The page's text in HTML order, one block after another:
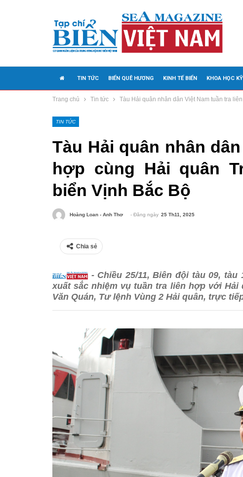
TIN TỨC BIỂN QUÊ HƯƠNG KINH TẾ BIỂN KHOA HỌC
MEDIA
Trang chủ Tin tức Tàu Hải quân nhân dân Việt Nam tuần tra
TIN TỨC
Tàu Hải quân nhân
hợp cùng Hải quân
biển Vịnh Bắc Bộ
Hoàng Loan - Anh Thơ - Đăng ngày 25 Th11, 2025
Chia sẻ
- Chiều 25/11, Biên đội tàu 09,
xuất sắc nhiệm vụ tuần tra liên hợp với
Văn Quán, Tư lệnh Vùng 2 Hải quân, trực